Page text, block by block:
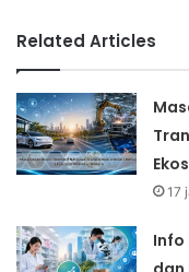
Related Articles
17
Info